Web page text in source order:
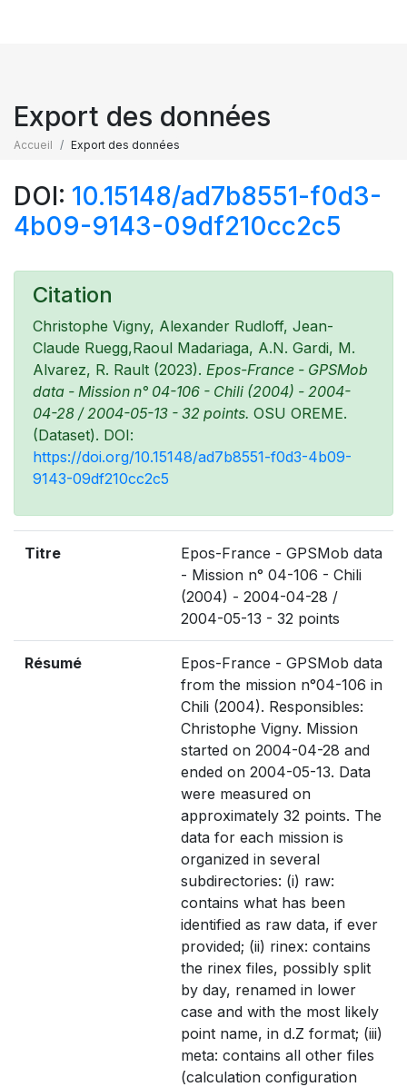
Export des données
Accueil Export des données
DOI: 10.15148/ad7b8551-f0d3-
4b09-9143-09df210cc2c5
Citation
Christophe Vigny, Alexander Rudloff, Jean-
Claude Ruegg,Raoul Madariaga, A.N. Gardi, M.
Alvarez, R. Rault (2023). Epos-France - GPSMob
data - Mission n° 04-106 - Chili (2004) - 2004-
04-28 / 2004-05-13 - 32 points. OSU OREME.
(Dataset). DOI:
https://doi.org/10.15148/ad7b8551-f0d3-4b09-
9143-09df210cc2c5
Titre
Epos-France - GPSMob data
- Mission n° 04-106 - Chili
(2004) - 2004-04-28 /
2004-05-13 - 32 points
Résumé
Epos-France - GPSMob data
from the mission n°04-106 in
Chili (2004). Responsibles:
Christophe Vigny. Mission
started on 2004-04-28 and
ended on 2004-05-13. Data
were measured on
approximately 32 points. The
data for each mission is
organized in several
subdirectories: (i) raw:
contains what has been
identified as raw data, if ever
provided; (ii) rinex: contains
the rinex files, possibly split
by day, renamed in lower
case and with the most likely
point name, in d.Z format; (iii)
meta: contains all other files
(calculation configuration